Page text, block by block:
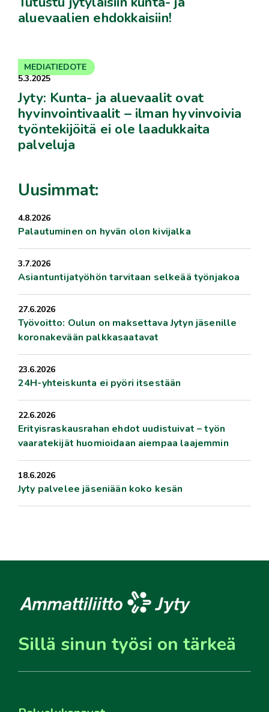
aluevaalien ehdokkaisiin!
5.3.2025
Jyty: Kunta- ja aluevaalit ovat
hyvinvointivaalit – ilman hyvinvoivia
työntekijöitä ei ole laadukkaita
palveluja
MEDIATIEDOTE
Uusimmat:
4.8.2026
Palautuminen on hyvän olon kivijalka
3.7.2026
Asiantuntijatyöhön tarvitaan selkeää työnjakoa
27.6.2026
Työvoitto: Oulun on maksettava Jytyn jäsenille
koronakevään palkkasaatavat
23.6.2026
24H-yhteiskunta ei pyöri itsestään
22.6.2026
Erityisraskausrahan ehdot uudistuivat – työn
vaaratekijät huomioidaan aiempaa laajemmin
18.6.2026
Jyty palvelee jäseniään koko kesän
Sillä sinun työsi on tärkeä